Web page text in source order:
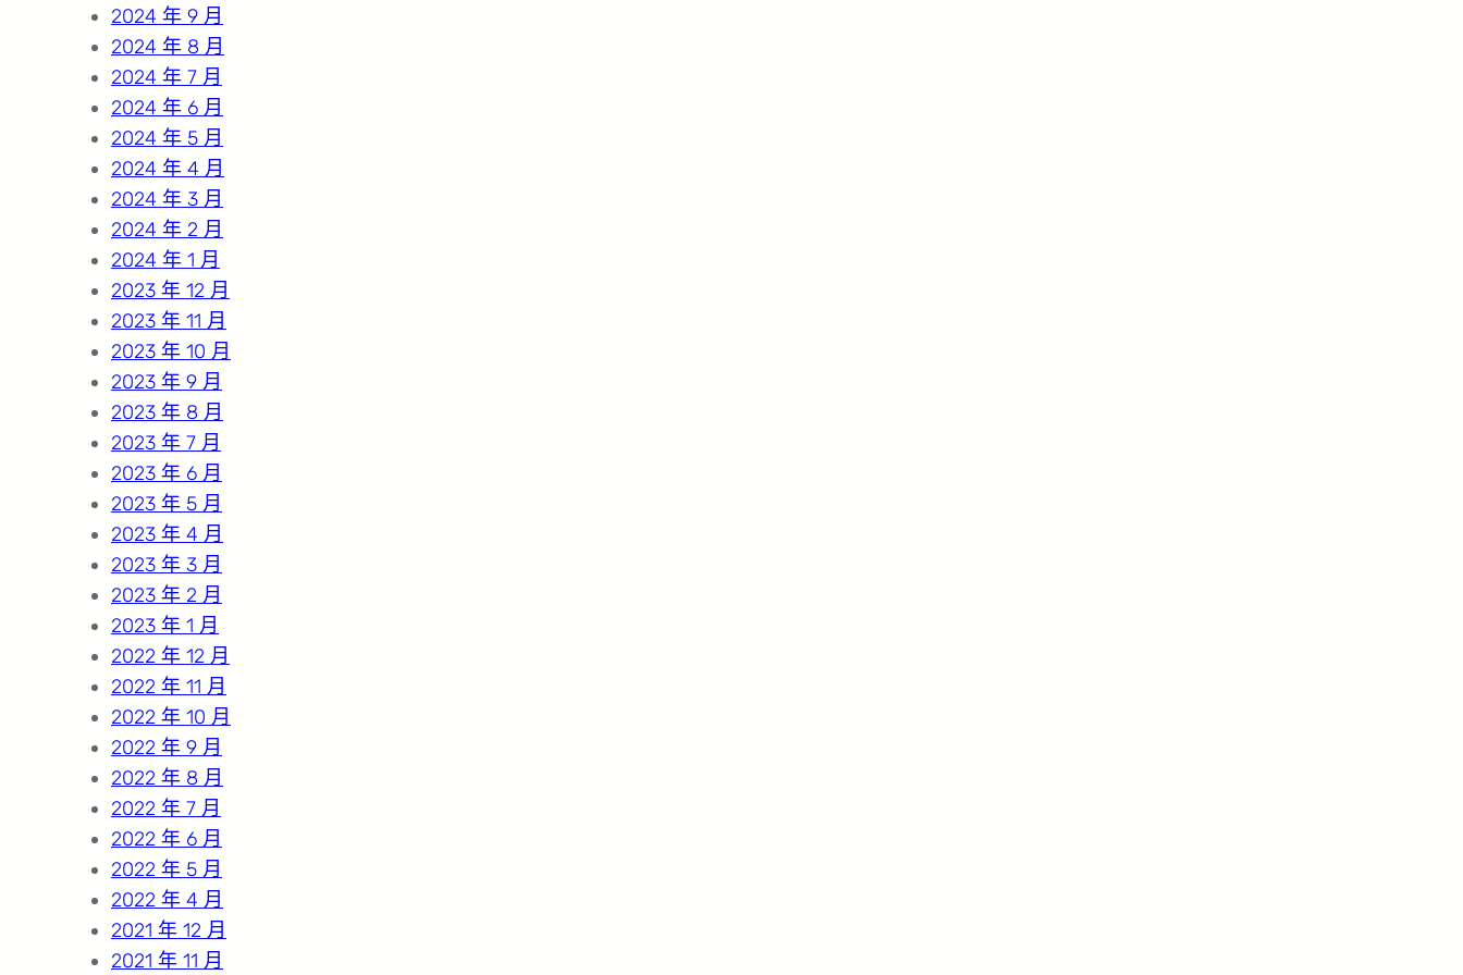
2024 年 9 月
2024 年 8 月
2024 年 7 月
2024 年 6 月
2024 年 5 月
2024 年 4 月
2024 年 3 月
2024 年 2 月
2024 年 1 月
2023 年 12 月
2023 年 11 月
2023 年 10 月
2023 年 9 月
2023 年 8 月
2023 年 7 月
2023 年 6 月
2023 年 5 月
2023 年 4 月
2023 年 3 月
2023 年 2 月
2023 年 1 月
2022 年 12 月
2022 年 11 月
2022 年 10 月
2022 年 9 月
2022 年 8 月
2022 年 7 月
2022 年 6 月
2022 年 5 月
2022 年 4 月
2021 年 12 月
2021 年 11 月